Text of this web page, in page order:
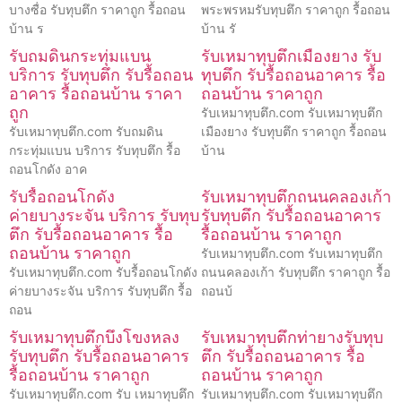
บางซื่อ รับทุบตึก ราคาถูก รื้อถอน
บ้าน ร
พระพรหมรับทุบตึก ราคาถูก รื้อถอน
บ้าน รั
รับถมดินกระทุ่มแบน
บริการ รับทุบตึก รับรื้อถอน
อาคาร รื้อถอนบ้าน ราคา
ถูก
รับเหมาทุบตึก.com รับถมดิน
กระทุ่มแบน บริการ รับทุบตึก รื้อ
ถอนโกดัง อาค
รับเหมาทุบตึกเมืองยาง รับ
ทุบตึก รับรื้อถอนอาคาร รื้อ
ถอนบ้าน ราคาถูก
รับเหมาทุบตึก.com รับเหมาทุบตึก
เมืองยาง รับทุบตึก ราคาถูก รื้อถอน
บ้าน
รับรื้อถอนโกดัง
ค่ายบางระจัน บริการ รับทุบ
ตึก รับรื้อถอนอาคาร รื้อ
ถอนบ้าน ราคาถูก
รับเหมาทุบตึก.com รับรื้อถอนโกดัง
ค่ายบางระจัน บริการ รับทุบตึก รื้อ
ถอน
รับเหมาทุบตึกถนนคลองเก้า
รับทุบตึก รับรื้อถอนอาคาร
รื้อถอนบ้าน ราคาถูก
รับเหมาทุบตึก.com รับเหมาทุบตึก
ถนนคลองเก้า รับทุบตึก ราคาถูก รื้อ
ถอนบ้
รับเหมาทุบตึกบึงโขงหลง
รับทุบตึก รับรื้อถอนอาคาร
รื้อถอนบ้าน ราคาถูก
รับเหมาทุบตึก.com รับ เหมาทุบตึก
รับเหมาทุบตึกท่ายางรับทุบ
ตึก รับรื้อถอนอาคาร รื้อ
ถอนบ้าน ราคาถูก
รับเหมาทุบตึก.com รับเหมาทุบตึก